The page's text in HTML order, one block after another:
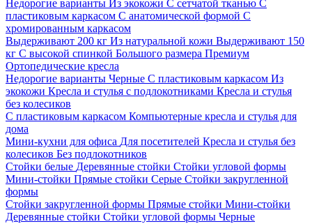
Недорогие варианты Из экокожи С сетчатой тканью С
пластиковым каркасом С анатомической формой С
хромированным каркасом
Выдерживают 200 кг Из натуральной кожи Выдерживают 150
кг С высокой спинкой Большого размера Премиум
Ортопедические кресла
Недорогие варианты Черные С пластиковым каркасом Из
экокожи Кресла и стулья с подлокотниками Кресла и стулья
без колесиков
С пластиковым каркасом Компьютерные кресла и стулья для
дома
Мини-кухни для офиса Для посетителей Кресла и стулья без
колесиков Без подлокотников
Стойки белые Деревянные стойки Стойки угловой формы
Мини-стойки Прямые стойки Серые Стойки закругленной
формы
Стойки закругленной формы Прямые стойки Мини-стойки
Деревянные стойки Стойки угловой формы Черные